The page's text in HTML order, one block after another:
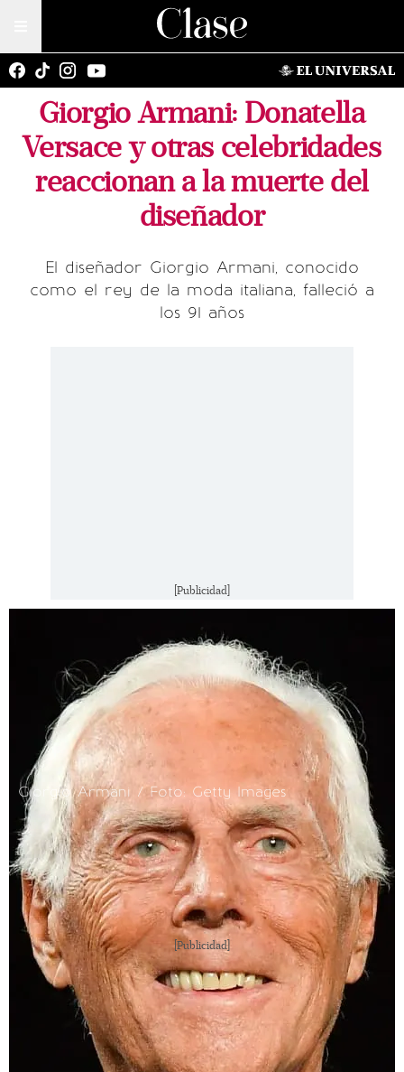
Giorgio Armani: Donatella
Versace y otras celebridades
reaccionan a la muerte del
diseñador
El diseñador Giorgio Armani, conocido
como el rey de la moda italiana, falleció a
los 91 años
[Publicidad]
Giorgio Armani / Foto: Getty Images
[Publicidad]